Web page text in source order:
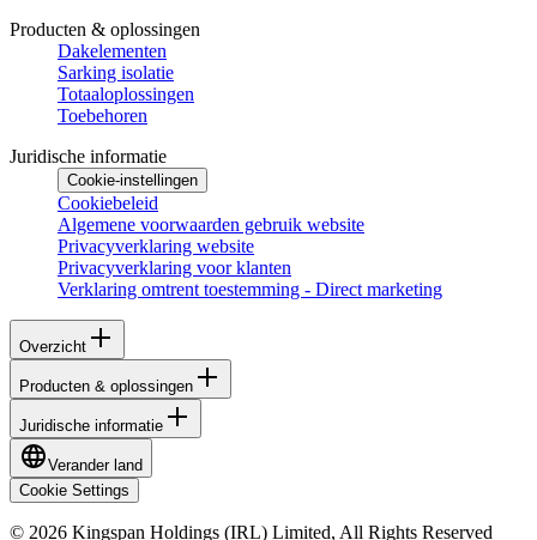
Producten & oplossingen
Dakelementen
Sarking isolatie
Totaaloplossingen
Toebehoren
Juridische informatie
Cookie-instellingen
Cookiebeleid
Algemene voorwaarden gebruik website
Privacyverklaring website
Privacyverklaring voor klanten
Verklaring omtrent toestemming - Direct marketing
Overzicht
Producten & oplossingen
Juridische informatie
Verander land
Cookie Settings
© 2026 Kingspan Holdings (IRL) Limited, All Rights Reserved